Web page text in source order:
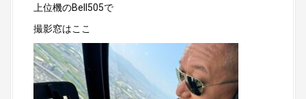
上位機のBell505で
撮影窓はここ